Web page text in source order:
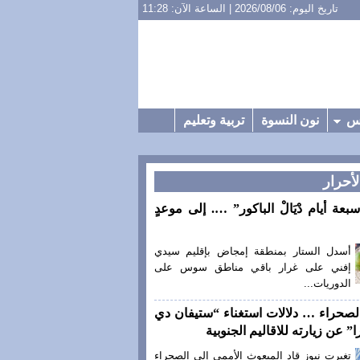
تاريخ اليوم: 2026/08/06 | الساعة الآن: 11:28
نون النسوة تربية وتعليم
أيام دْيَالْ الباكور” …. إلى موعدٍ
أسدل الستار بمنطقة إمجاض بإقليم سيدي
إفني على غرار باقي مناطق سوس على
الدوريات...
… دلالات استغناء “ستيفان دي
عن زيارته للاقاليم الجنوبية
تغيرت نيوز قاد المبعوث الأممي إلى الصحراء